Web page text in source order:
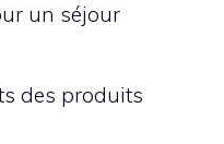
un séjour
des produits